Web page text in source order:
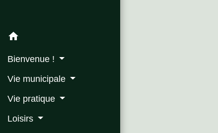
home
Bienvenue !
Vie municipale
Vie pratique
Loisirs